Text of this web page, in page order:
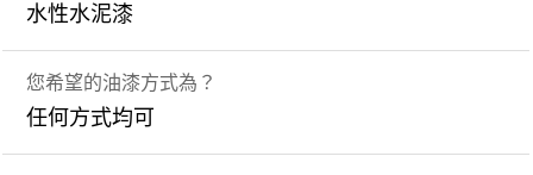
水性水泥漆
您希望的油漆方式為？
任何方式均可